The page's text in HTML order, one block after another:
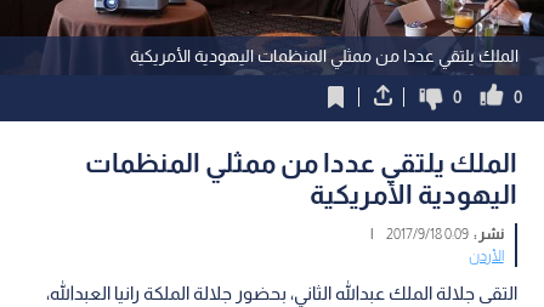
الملك يلتقي عددا من ممثلي المنظمات اليهودية الأمريكية
0
0
الملك يلتقي عددا من ممثلي المنظمات
اليهودية الأمريكية
نشر :0:09 2017/9/18
|
الأردن
التقى جلالة الملك عبدالله الثاني، بحضور جلالة الملكة رانيا العبدالله،